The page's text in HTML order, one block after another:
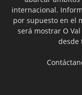
internacional.
por supuesto en el
será mostrar O
desde